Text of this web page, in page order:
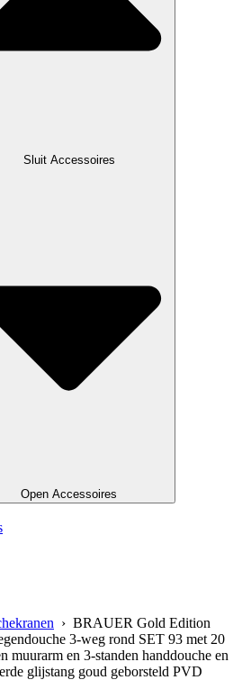
Sluit Accessoires
Open Accessoires
› BRAUER Gold Edition
3-weg rond SET 93 met 20
muurarm en 3-standen handdouche en
glijstang goud geborsteld PVD